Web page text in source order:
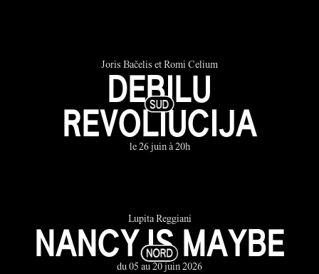
Joris Bačelis et Romi Celium
DEBILU
REVOLIUCIJA
le 26 juin à 20h
Lupita Reggiani
NANCY IS MAYBE
du 05 au 20 juin 2026